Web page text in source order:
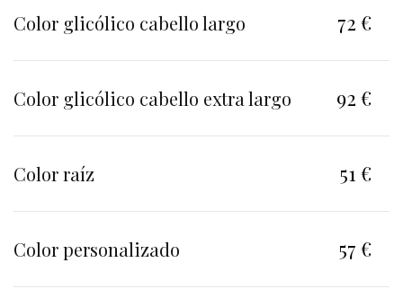
Color glicólico cabello largo 72 €
Color glicólico cabello extra largo 92 €
Color raíz 51 €
Color personalizado 57 €